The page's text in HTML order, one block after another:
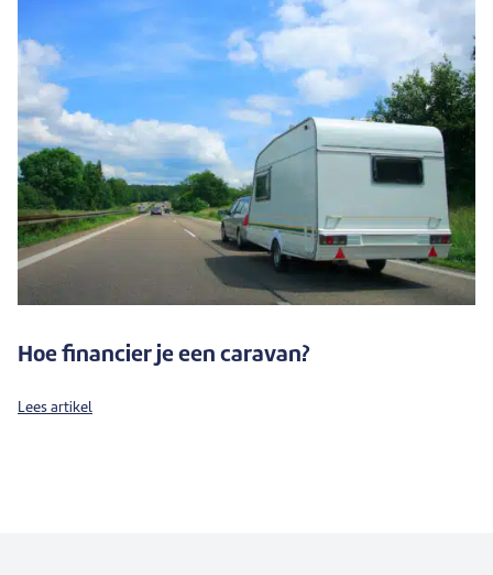
Hoe financier je een caravan?
Lees artikel